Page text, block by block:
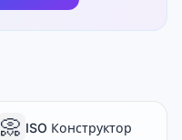
📀 ISO Конструктор